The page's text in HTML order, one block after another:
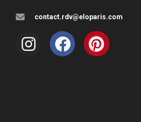
contact.rdv@eloparis.com